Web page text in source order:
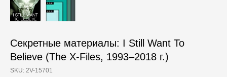
Секретные материалы: I Still Want To
Believe (The X-Files, 1993–2018 г.)
SKU: 2V-15701